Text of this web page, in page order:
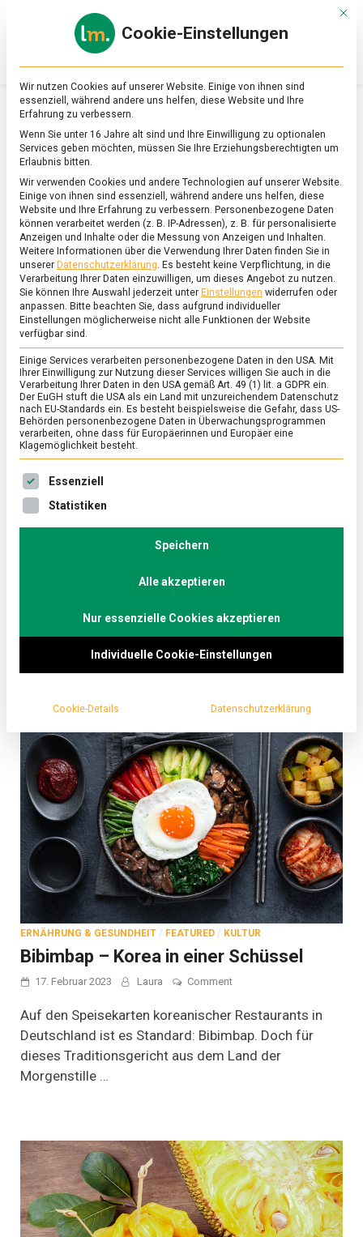
Online-
Magazin
zu
&
Ernährung
SCHLAGWORT:ASIATISCH
ERNÄHRUNG & GESUNDHEIT /FEATURED/KULTUR
Knackige Schönheit: Lotos
26. Mai 2023 Johannes
Knackige
Ob im Asiafood, als Snack oder im Teich – Lotos und
Seerosen bestechen immer mit ihrer Ästhetik. Als
einem der ersten Werke der abendländischen
exotisch gelten, spielen sie möglicherweise eine
Lebensmittelmagazin.de schaute sich die
ERNÄHRUNG & GESUNDHEIT / FEATURED / KULTUR
Bibimbap – Korea in einer Schüssel
17. Februar 2023 Laura Commenton
–
Korea
in
einer
Auf den Speisekarten koreanischer Restaurants in
Deutschland ist es Standard: Bibimbap. Doch für
dieses Traditionsgericht aus dem Land der
Morgenstille …
Mit
Cookie-Einstellungen
Wir nutzen Cookies auf unserer Website. Einige von ihnen sind
essenziell, während andere uns helfen, diese Website und Ihre
Erfahrung zu verbessern.
Wenn Sie unter 16 Jahre alt sind und Ihre Einwilligung zu optionalen
Services geben möchten, müssen Sie Ihre Erziehungsberechtigten um
Erlaubnis bitten.
Wir verwenden Cookies und andere Technologien auf unserer Website.
Einige von ihnen sind essenziell, während andere uns helfen, diese
Website und Ihre Erfahrung zu verbessern. Personenbezogene Daten
können verarbeitet werden (z. B. IP-Adressen), z. B. für personalisierte
Anzeigen und Inhalte oder die Messung von Anzeigen und Inhalten.
Weitere Informationen über die Verwendung Ihrer Daten finden Sie in
unserer Datenschutzerklärung. Es besteht keine Verpflichtung, in die
Verarbeitung Ihrer Daten einzuwilligen, um dieses Angebot zu nutzen.
Sie können Ihre Auswahl jederzeit unter Einstellungen widerrufen oder
anpassen. Bitte beachten Sie, dass aufgrund individueller
Einstellungen möglicherweise nicht alle Funktionen der Website
verfügbar sind.
Einige Services verarbeiten personenbezogene Daten in den USA. Mit
Ihrer Einwilligung zur Nutzung dieser Services willigen Sie auch in die
Verarbeitung Ihrer Daten in den USA gemäß Art. 49 (1) lit. a GDPR ein.
Der EuGH stuft die USA als ein Land mit unzureichendem Datenschutz
nach EU-Standards ein. Es besteht beispielsweise die Gefahr, dass US-
Behörden personenbezogene Daten in Überwachungsprogrammen
verarbeiten, ohne dass für Europäerinnen und Europäer eine
Klagemöglichkeit besteht.
Es folgt eine Liste der Service-Gruppen, für die eine
Essenziell
Statistiken
Speichern
Alle akzeptieren
Nur essenzielle Cookies akzeptieren
Individuelle Cookie-Einstellungen
Cookie-Details Datenschutzerklärung